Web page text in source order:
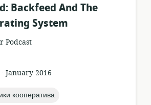
Backfeed And The
System
Podcast
. January 2016
кооператива